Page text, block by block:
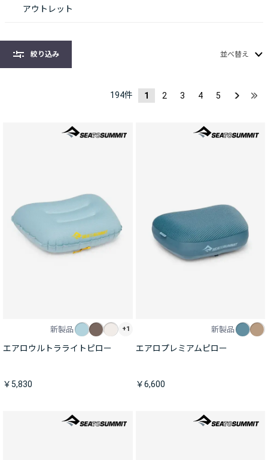
絞り込み 並べ替え
194件 1 2 3 4 5
新製品 +1
エアロウルトラライトピロー
￥5,830
新製品
エアロプレミアムピロー
￥6,600
アウトレット